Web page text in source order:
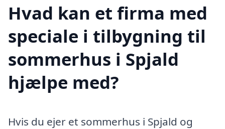
Hvad kan et firma med
speciale i tilbygning til
sommerhus i Spjald
hjælpe med?
Hvis du ejer et sommerhus i Spjald og